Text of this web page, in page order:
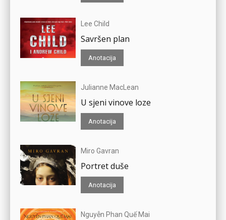
Lee Child
Savršen plan
Anotacija
Julianne MacLean
U sjeni vinove loze
Anotacija
Miro Gavran
Portret duše
Anotacija
Nguyễn Phan Quế Mai